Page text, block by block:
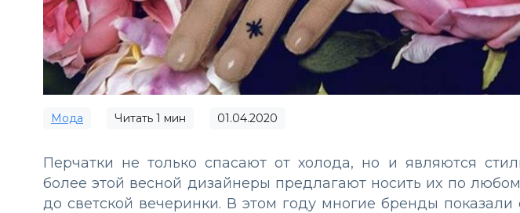
Мода Читать 1 мин 01.04.2020
Перчатки не только спасают от холода, но и являются
более этой весной дизайнеры предлагают носить их по
до светской вечеринки. В этом году многие бренды показали